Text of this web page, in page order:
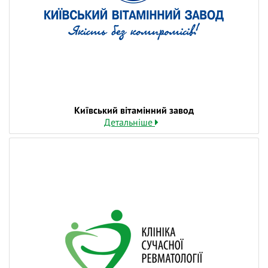
Лікарю важливо розібратися, що саме може
приховуватися за таким, на перший погляд,
простим, але важливим симптомом, як біль у
суглобах. Адже визначення причини болю в
Отже, під час вебінару «Чому болять суглоби?» ми
розглянемо:
✅ коли біль у суглобах є симптомом
ревматологічних захворювань;
✅ диференціальну діагностику болю в суглобах;
Київський вітамінний завод
Детальніше